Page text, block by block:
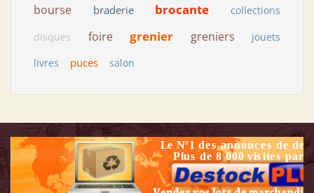
bourse braderie brocante
collections
disques
foire grenier greniers
jouets
livres
puces salon